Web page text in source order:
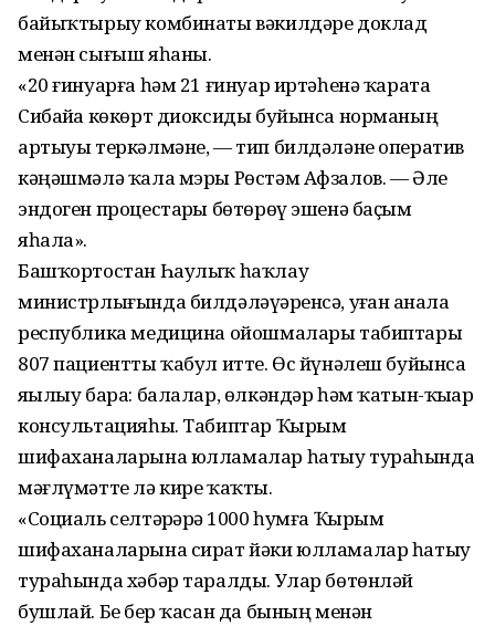
байыҡтырыу комбинаты вәкилдәре доклад
менән сығыш яһаны.
«20 ғинуарға һәм 21 ғинуар иртәһенә ҡарата
Сибайҙа көкөрт диоксиды буйынса норманың
артыуы теркәлмәне, — тип билдәләне оператив
кәңәшмәлә ҡала мэры Рөстәм Афзалов. — Әле
эндоген процестарҙы бөтөрөү эшенә баҫым
яһала».
Башҡортостан Һаулыҡ һаҡлау
министрлығында билдәләүҙәренсә, уҙған аҙнала
республика медицина ойошмалары табиптары
807 пациентты ҡабул итте. Өс йүнәлеш буйынса
яҙылыу бара: балалар, өлкәндәр һәм ҡатын-ҡыҙҙар
консультацияһы. Табиптар Ҡырым
шифаханаларына юлламалар һатыу тураһында
мәғлүмәтте лә кире ҡаҡты.
«Социаль селтәрҙәрҙә 1000 һумға Ҡырым
шифаханаларына сират йәки юлламалар һатыу
тураһында хәбәр таралды. Улар бөтөнләй
бушлай. Беҙ бер ҡасан да бының менән